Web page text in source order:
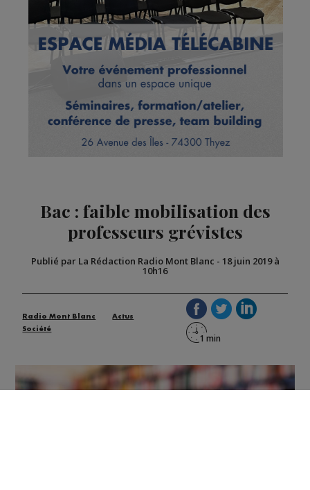
Bac : faible mobilisation des
professeurs grévistes
Publié par La Rédaction Radio Mont Blanc - 18 juin 2019 à
10h16
Radio Mont Blanc
Actus
Société